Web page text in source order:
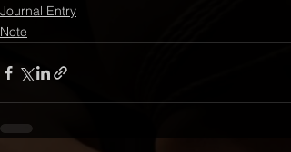
Journal Entry
Note